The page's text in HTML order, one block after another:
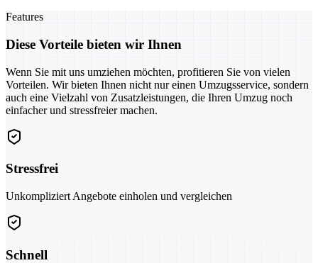
Features
Diese Vorteile bieten wir Ihnen
Wenn Sie mit uns umziehen möchten, profitieren Sie von vielen
Vorteilen. Wir bieten Ihnen nicht nur einen Umzugsservice, sondern
auch eine Vielzahl von Zusatzleistungen, die Ihren Umzug noch
einfacher und stressfreier machen.
Stressfrei
Unkompliziert Angebote einholen und vergleichen
Schnell